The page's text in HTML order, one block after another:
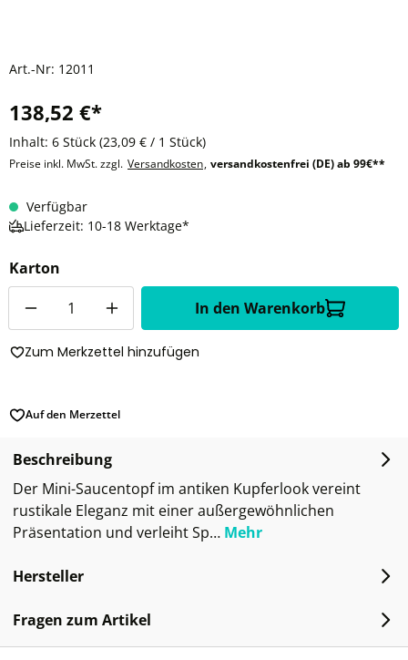
Art.-Nr: 12011
138,52 €*
Inhalt: 6 Stück (23,09 € / 1 Stück)
Preise inkl. MwSt. zzgl. Versandkosten, versandkostenfrei (DE) ab 99€**
Verfügbar
Lieferzeit: 10-18 Werktage*
Karton
In den Warenkorb
Zum Merkzettel hinzufügen
Auf den Merzettel
Beschreibung
Der Mini-Saucentopf im antiken Kupferlook vereint
rustikale Eleganz mit einer außergewöhnlichen
Präsentation und verleiht Sp… Mehr
Hersteller
Fragen zum Artikel